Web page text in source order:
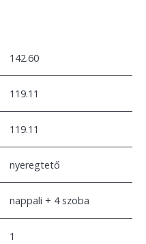
142.60
119.11
119.11
nyeregtető
nappali + 4 szoba
1